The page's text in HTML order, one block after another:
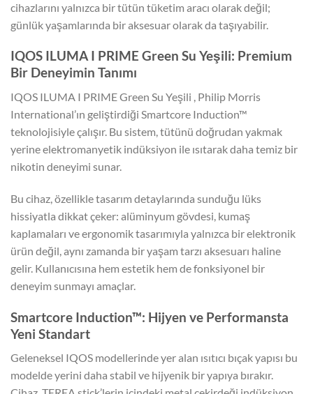
cihazlarını yalnızca bir tütün tüketim aracı olarak değil;
günlük yaşamlarında bir aksesuar olarak da taşıyabilir.
IQOS ILUMA I PRIME Green Su Yeşili: Premium
Bir Deneyimin Tanımı
IQOS ILUMA I PRIME Green Su Yeşili , Philip Morris
International’ın geliştirdiği Smartcore Induction™
teknolojisiyle çalışır. Bu sistem, tütünü doğrudan yakmak
yerine elektromanyetik indüksiyon ile ısıtarak daha temiz bir
nikotin deneyimi sunar.
Bu cihaz, özellikle tasarım detaylarında sunduğu lüks
hissiyatla dikkat çeker: alüminyum gövdesi, kumaş
kaplamaları ve ergonomik tasarımıyla yalnızca bir elektronik
ürün değil, aynı zamanda bir yaşam tarzı aksesuarı haline
gelir. Kullanıcısına hem estetik hem de fonksiyonel bir
deneyim sunmayı amaçlar.
Smartcore Induction™: Hijyen ve Performansta
Yeni Standart
Geleneksel IQOS modellerinde yer alan ısıtıcı bıçak yapısı bu
modelde yerini daha stabil ve hijyenik bir yapıya bırakır.